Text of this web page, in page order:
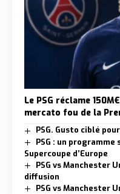
Le PSG réclame
mercato fou de la
PSG. Gusto ciblé
PSG : un
Supercoupe d’Europe
PSG vs Manchester
diffusion
PSG vs Manchester